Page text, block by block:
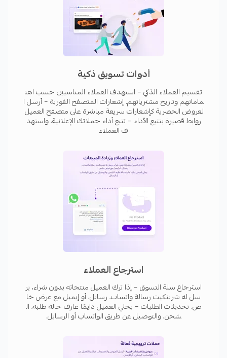
التسويق عبر البريد الإلكتروني والرسائل النصية:
حملات البريد الإلكتروني والرسائل النصية المخصصة
تنفيذ إجراءات تسويقية ذكية عبر قنوات
ليش تستخدم شرينكيت؟
شغل متجرك على الطيار الآلي– بدون الحاجة لإرسال
استرجاع المبيعات بدون مجهود – عملاءك يرجعون
للشراء بشكل تلقائي.
زيادة الأرباح بالأتمتة– مبيعات أكثر بجهد أقل.
وفر وقتك ونمّي مشروعك– ركّز على عملك ودع
شرينكيت يتولى التواصل مع العملاء.
أدوات تسويق ذكية
تقسيم العملاء الذكي – استهدف العملاء المناسبين حسب اهت
ماماتهم وتاريخ مشترياتهم. إشعارات المتصفح الفورية – أرسل ا
لعروض الحصرية كإشعارات سريعة مباشرة على متصفح العميل.
روابط قصيرة بتتبع الأداء – تتبع أداء حملاتك الإعلانية، واستهد
ف العملاء
استرجاع العملاء
استرجاع سلة التسوق – إذا ترك العميل منتجاته بدون شراء، ير
سل له شرينكيت رسالة واتساب، رسايل، أو إيميل مع عرض خا
ص. تحديثات الطلبات – يخلي العميل دايمًا عارف حالة طلبه، ال
شحن، والتوصيل عن طريق الواتساب أو الرسايل.